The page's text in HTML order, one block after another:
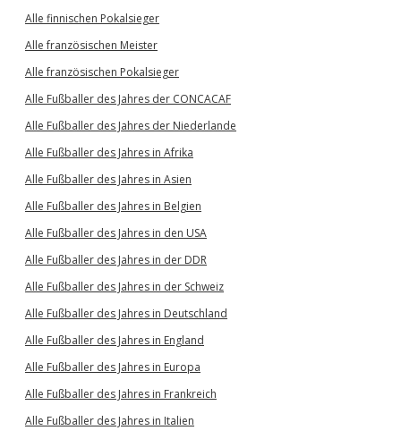
Alle finnischen Pokalsieger
Alle französischen Meister
Alle französischen Pokalsieger
Alle Fußballer des Jahres der CONCACAF
Alle Fußballer des Jahres der Niederlande
Alle Fußballer des Jahres in Afrika
Alle Fußballer des Jahres in Asien
Alle Fußballer des Jahres in Belgien
Alle Fußballer des Jahres in den USA
Alle Fußballer des Jahres in der DDR
Alle Fußballer des Jahres in der Schweiz
Alle Fußballer des Jahres in Deutschland
Alle Fußballer des Jahres in England
Alle Fußballer des Jahres in Europa
Alle Fußballer des Jahres in Frankreich
Alle Fußballer des Jahres in Italien